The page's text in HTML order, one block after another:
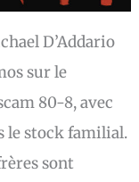
D’Addario
sur le
80-8, avec
le stock familial.
sont